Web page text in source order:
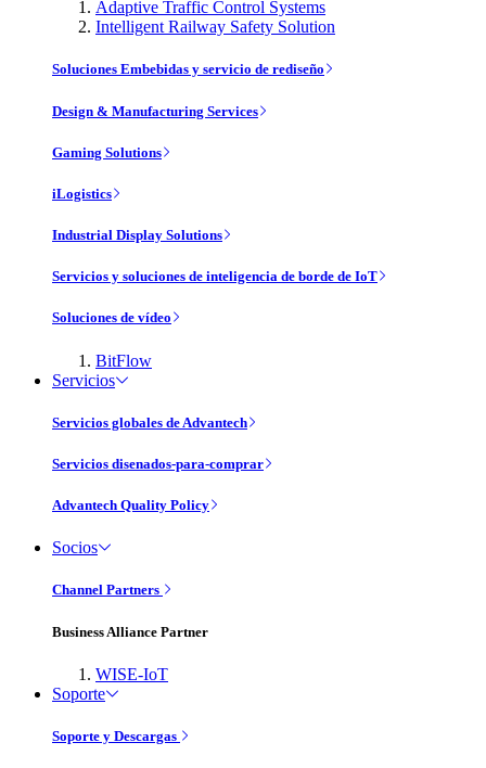
Adaptive Traffic Control Systems
Intelligent Railway Safety Solution
Soluciones Embebidas y servicio de rediseño
Design & Manufacturing Services
Gaming Solutions
iLogistics
Industrial Display Solutions
Servicios y soluciones de inteligencia de borde de IoT
Soluciones de vídeo
BitFlow
Servicios
Servicios globales de Advantech
Servicios disenados-para-comprar
Advantech Quality Policy
Socios
Channel Partners
Business Alliance Partner
WISE-IoT
Soporte
Soporte y Descargas